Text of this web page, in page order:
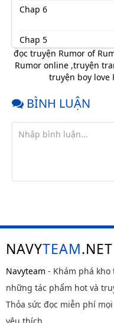
Chap 6
Chap 5
Chap 4
Chap 3
Chap 2
đọc truyện Rumor of
Rumor online ,truyện
truyện boy love
BÌNH LUẬN
NAVYTEAM.NET
Navyteam - Khám phá
những tác phẩm hot và
Thỏa sức đọc miễn phí